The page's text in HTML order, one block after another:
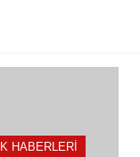
HABERLERI